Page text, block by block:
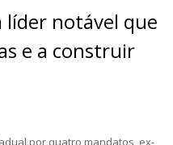
líder notável que
e a construir
por quatro mandatos, ex-